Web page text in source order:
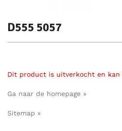
D555 5057
Dit product is uitverkocht en
Ga naar de homepage »
Sitemap »